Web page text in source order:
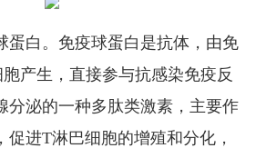
蛋白。免疫球蛋白是抗体，由免
产生，直接参与抗感染免疫反
分泌的一种多肽类激素，主要作
促进T淋巴细胞的增殖和分化，